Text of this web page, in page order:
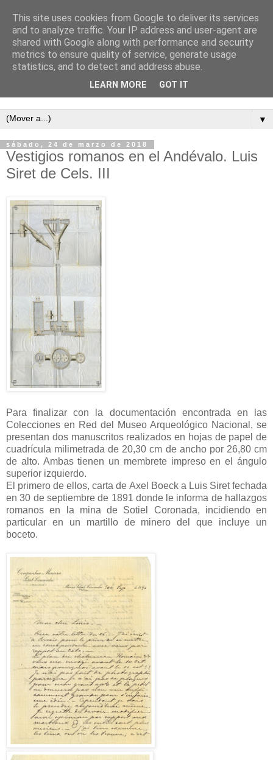
Semanario independiente de Calañas
▼
sábado, 24 de marzo de 2018
Vestigios romanos en el Andévalo. Luis
Siret de Cels. III
Para finalizar con la documentación encontrada en las
Colecciones en Red del Museo Arqueológico Nacional, se
presentan dos manuscritos realizados en hojas de papel de
cuadrícula milimetrada de 20,30 cm de ancho por 26,80 cm
de alto. Ambas tienen un membrete impreso en el ángulo
superior izquierdo.
El primero de ellos, carta de Axel Boeck a Luis Siret fechada
en 30 de septiembre de 1891 donde le informa de hallazgos
romanos en la mina de Sotiel Coronada, incidiendo en
particular en un martillo de minero del que incluye un
boceto.
This site uses cookies from Google to deliver its services
and to analyze traffic. Your IP address and user-agent are
shared with Google along with performance and security
metrics to ensure quality of service, generate usage
statistics, and to detect and address abuse.
LEARN MORE GOT IT